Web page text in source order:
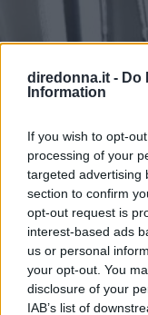
diredonna.it - Do
Information
If you wish to opt-
processing of your
targeted advertising
section to confirm
opt-out request is
interest-based ads
us or personal
your opt-out. You
disclosure of your
IAB’s list of
Pennelli
come
perfetto
Per realizzare un